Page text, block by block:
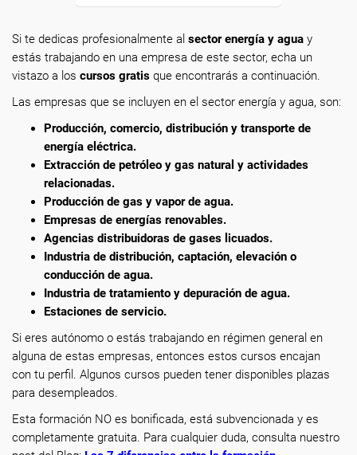
Si te dedicas profesionalmente al sector energía y agua y
estás trabajando en una empresa de este sector, echa un
vistazo a los cursos gratis que encontrarás a continuación.
Las empresas que se incluyen en el sector energía y agua, son:
Producción, comercio, distribución y transporte de
energía eléctrica.
Extracción de petróleo y gas natural y actividades
relacionadas.
Producción de gas y vapor de agua.
Empresas de energías renovables.
Agencias distribuidoras de gases licuados.
Industria de distribución, captación, elevación o
conducción de agua.
Industria de tratamiento y depuración de agua.
Estaciones de servicio.
Si eres autónomo o estás trabajando en régimen general en
alguna de estas empresas, entonces estos cursos encajan
con tu perfil. Algunos cursos pueden tener disponibles plazas
para desempleados.
Esta formación NO es bonificada, está subvencionada y es
completamente gratuita. Para cualquier duda, consulta nuestro